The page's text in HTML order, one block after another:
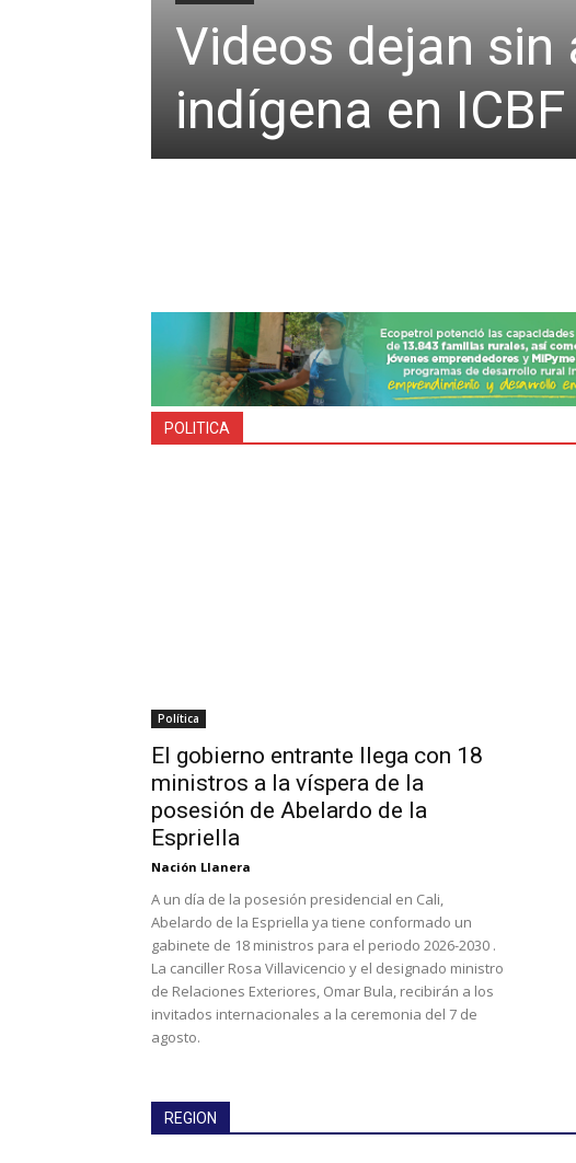
Videos dejan
indígena en ICBF
POLITICA
Política
El gobierno entrante llega con 18
ministros a la víspera de la
posesión de Abelardo de la
Espriella
Nación Llanera
A un día de la posesión presidencial en Cali,
Abelardo de la Espriella ya tiene conformado un
gabinete de 18 ministros para el periodo 2026-2030 .
La canciller Rosa Villavicencio y el designado ministro
de Relaciones Exteriores, Omar Bula, recibirán a los
invitados internacionales a la ceremonia del 7 de
agosto.
REGION